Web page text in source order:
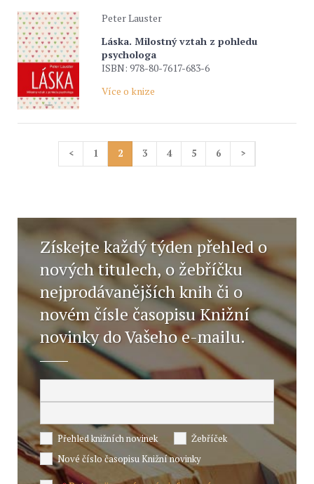
Peter Lauster
Láska. Milostný vztah z pohledu
psychologa
ISBN: 978-80-7617-683-6
Více o knize
< 1 2 3 4 5 6 >
Získejte každý týden přehled o
nových titulech, o žebříčku
nejprodávanějších knih či o
novém čísle časopisu Knižní
novinky do Vašeho e-mailu.
Přehled knižních novinek
Žebříček
Nové číslo časopisu Knižní novinky